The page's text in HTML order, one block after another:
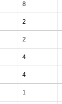
8
2
2
4
4
1